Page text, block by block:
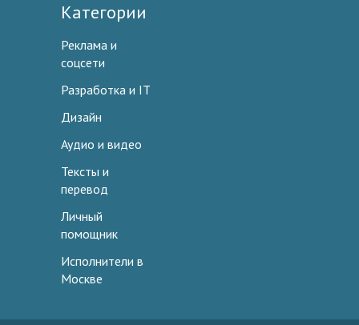
Категории
Реклама и
соцсети
Разработка и IT
Дизайн
Аудио и видео
Тексты и
перевод
Личный
помощник
Исполнители в
Москве